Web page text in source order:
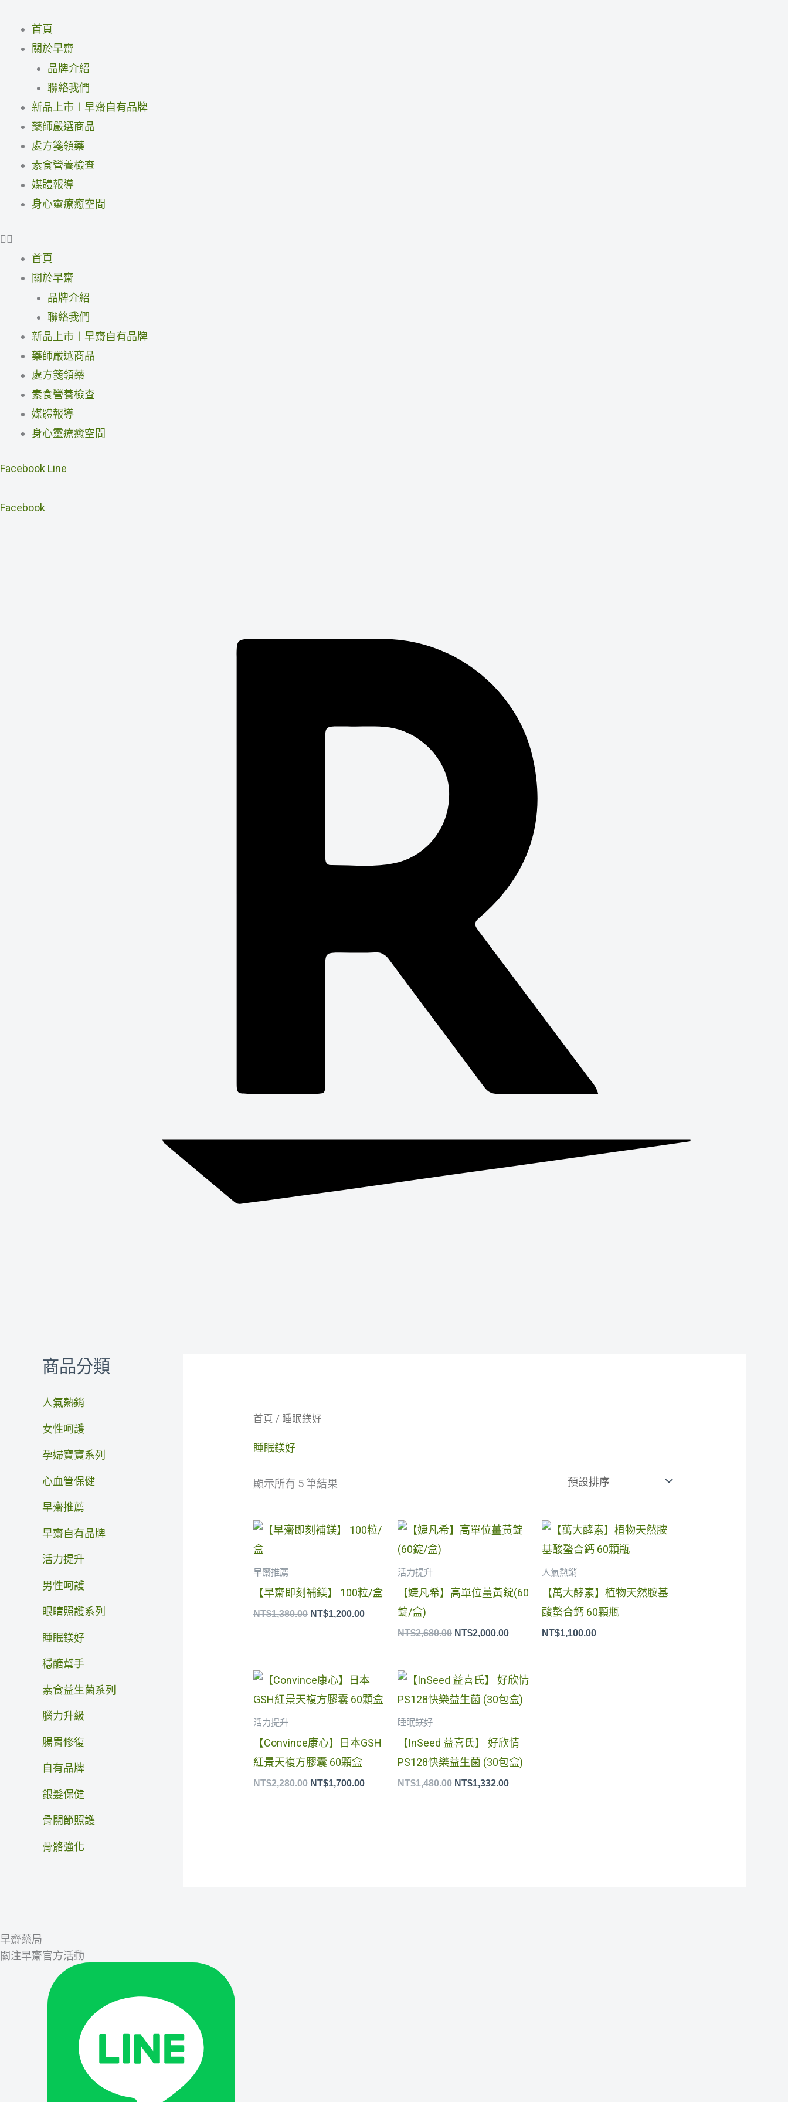
首頁
關於早齋
品牌介紹
聯絡我們
新品上市〡早齋自有品牌
藥師嚴選商品
處方箋領藥
素食營養檢查
媒體報導
身心靈療癒空間
首頁
關於早齋
品牌介紹
聯絡我們
新品上市〡早齋自有品牌
藥師嚴選商品
處方箋領藥
素食營養檢查
媒體報導
身心靈療癒空間
Facebook Line
Facebook
商品分類
人氣熱銷
女性呵護
孕婦寶寶系列
心血管保健
早齋推薦
早齋自有品牌
活力提升
男性呵護
眼睛照護系列
睡眠鎂好
穩醣幫手
素食益生菌系列
腦力升級
腸胃修復
自有品牌
銀髮保健
骨關節照護
骨骼強化
首頁 / 睡眠鎂好
睡眠鎂好
顯示所有 5 筆結果
早齋推薦
【早齋即刻補鎂】 100粒/盒
NT$1,380.00
原
始
NT$1,200.00
目
前
NT$1,200.00。
活力提升
【婕凡希】高單位薑黃錠(60
錠/盒)
NT$2,680.00
原
始
NT$2,000.00
目
前
NT$2,000.00。
人氣熱銷
【萬大酵素】植物天然胺基
酸螯合鈣 60顆瓶
NT$1,100.00
活力提升
【Convince康心】日本GSH
紅景天複方膠囊 60顆盒
NT$2,280.00
原
始
價
NT$1,700.00
目
前
價
NT$1,700.00。
睡眠鎂好
【InSeed 益喜氏】 好欣情
PS128快樂益生菌 (30包盒)
NT$1,480.00
原
始
價
NT$1,332.00
目
前
價
早齋藥局
關注早齋官方活動